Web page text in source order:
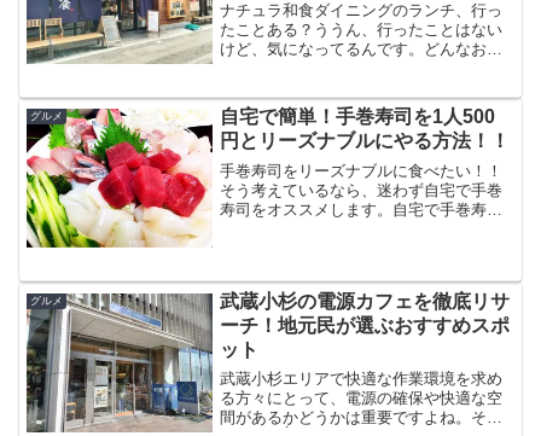
ナチュラ和食ダイニングのランチ、行っ
たことある？ううん、行ったことはない
けど、気になってるんです。どんなお店
季節ごとにメニューが変わって、新鮮な
素材を使った料理が楽しめ...
グルメ
自宅で簡単！手巻寿司を1人500
円とリーズナブルにやる方法！！
手巻寿司をリーズナブルに食べたい！！
そう考えているなら、迷わず自宅で手巻
寿司をオススメします。自宅で手巻寿司
頃なんです。今回もこのあ...
グルメ
武蔵小杉の電源カフェを徹底リサ
ーチ！地元民が選ぶおすすめスポ
ット
武蔵小杉エリアで快適な作業環境を求め
る方々にとって、電源の確保や快適な空
間があるかどうかは重要ですよね。その